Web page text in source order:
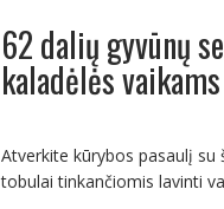
62 dalių gyvūnų
kaladėlės vaikams
Atverkite kūrybos pasaulį
tobulai tinkančiomis lavinti